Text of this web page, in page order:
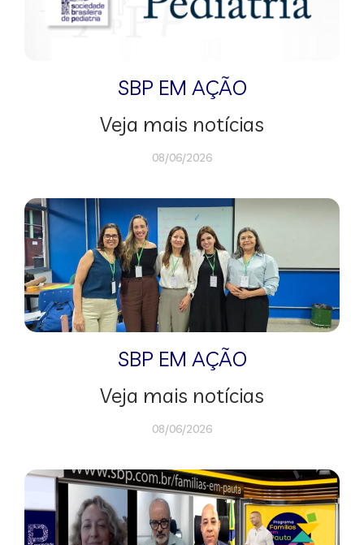
SBP EM AÇÃO
Veja mais notícias
08/06/2026
SBP EM AÇÃO
Veja mais notícias
08/06/2026